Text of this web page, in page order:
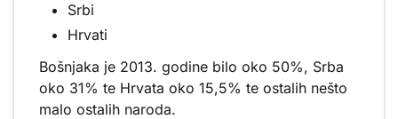
Srbi
Hrvati
Bošnjaka je 2013. godine bilo oko 50%, Srba
oko 31% te Hrvata oko 15,5% te ostalih nešto
malo ostalih naroda.